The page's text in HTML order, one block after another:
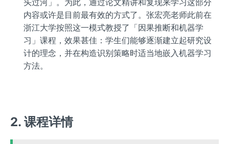
内容或许是目前最有效的方式了。张宏亮老师此前在
浙江大学按照这一模式教授了「因果推断和机器学
习」课程，效果甚佳：学生们能够逐渐建立起研究设
计的理念，并在构造识别策略时适当地嵌入机器学习
方法。
2. 课程详情